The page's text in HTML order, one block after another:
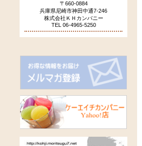
〒660-0884
兵庫県尼崎市神田中通7-246
株式会社ＫＨカンパニー
TEL 06-4965-5250